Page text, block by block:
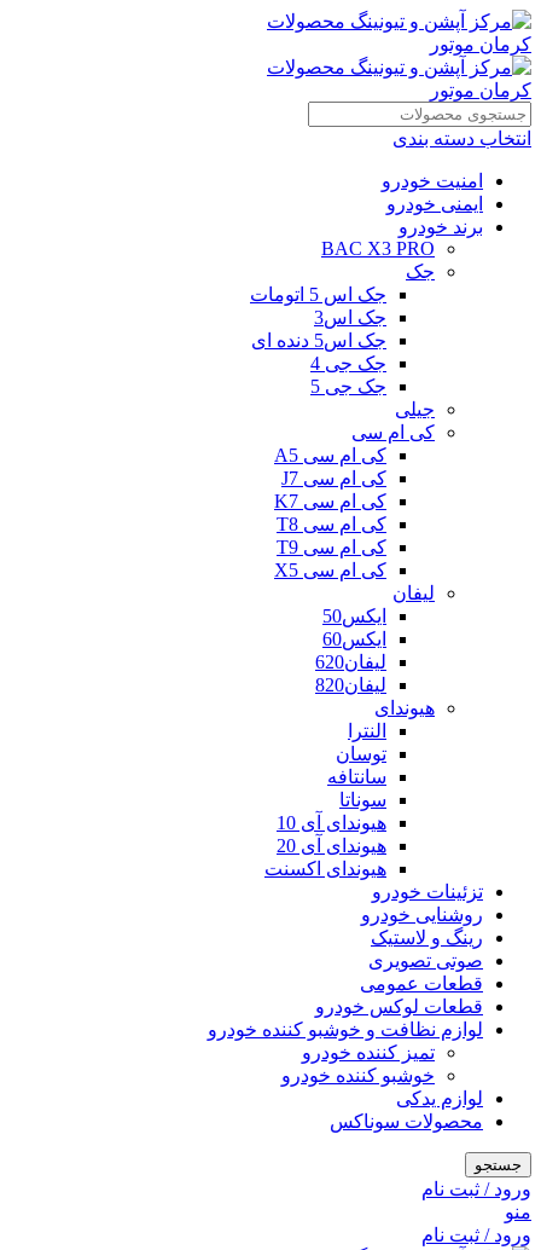
انتخاب دسته بندی
امنیت خودرو
ایمنی خودرو
برند خودرو
BAC X3 PRO
جک
جک اس 5 اتومات
جک اس3
جک اس5 دنده ای
جک جی 4
جک جی 5
جیلی
کی ام سی
کی ام سی A5
کی ام سی J7
کی ام سی K7
کی ام سی T8
کی ام سی T9
کی ام سی X5
لیفان
ایکس50
ایکس60
لیفان620
لیفان820
هیوندای
النترا
توسان
سانتافه
سوناتا
هیوندای آی 10
هیوندای آی 20
هیوندای اکسنت
تزئینات خودرو
روشنایی خودرو
رینگ و لاستیک
صوتی تصویری
قطعات عمومی
قطعات لوکس خودرو
لوازم نظافت و خوشبو کننده خودرو
تمیز کننده خودرو
خوشبو کننده خودرو
لوازم یدکی
محصولات سوناکس
جستجو
ورود / ثبت نام
منو
ورود / ثبت نام